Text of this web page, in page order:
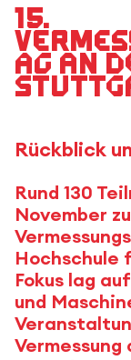
15.
ag an
Rückblick
Rund 130
November
Hochschule
Fokus lag
und